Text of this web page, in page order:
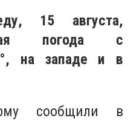
15 августа,
погода с
на западе и в
сообщили в